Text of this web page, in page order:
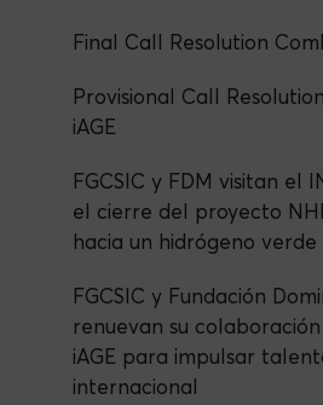
Final Call Resolution
Provisional Call
iAGE
FGCSIC y FDM visitan el
el cierre del proyecto
hacia un hidrógeno
FGCSIC y Fundación
renuevan su
iAGE para impulsar
internacional